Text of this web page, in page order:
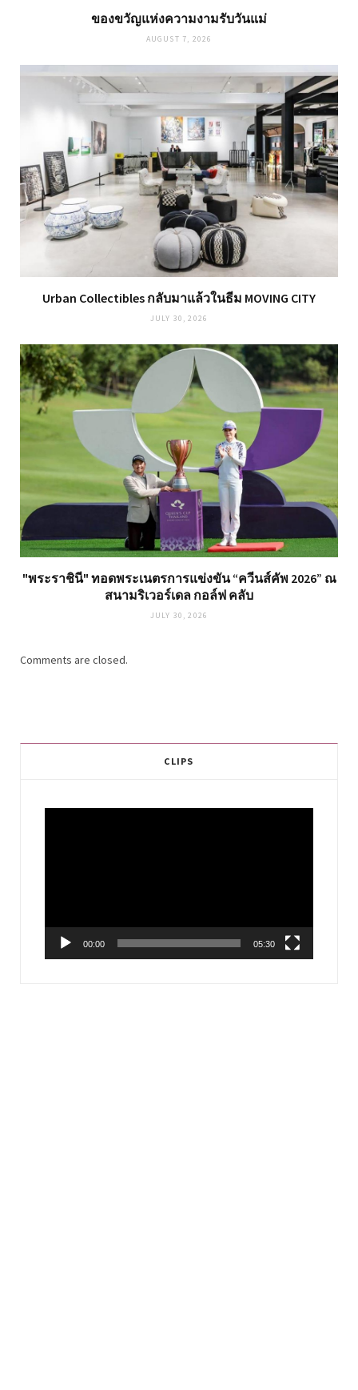
ของขวัญแห่งความงามรับวันแม่
AUGUST 7, 2026
Urban Collectibles กลับมาแล้วในธีม MOVING CITY
JULY 30, 2026
"พระราชินี" ทอดพระเนตรการแข่งขัน “ควีนส์คัพ 2026” ณ
สนามริเวอร์เดล กอล์ฟ คลับ
JULY 30, 2026
Comments are closed.
CLIPS
00:00 05:30